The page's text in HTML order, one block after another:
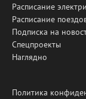
Расписание
Расписание
Подписка на
Спецпроекты
Наглядно
Политика